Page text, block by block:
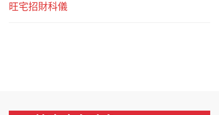
旺宅招財科儀